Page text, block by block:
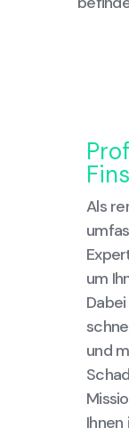
Als
um
und